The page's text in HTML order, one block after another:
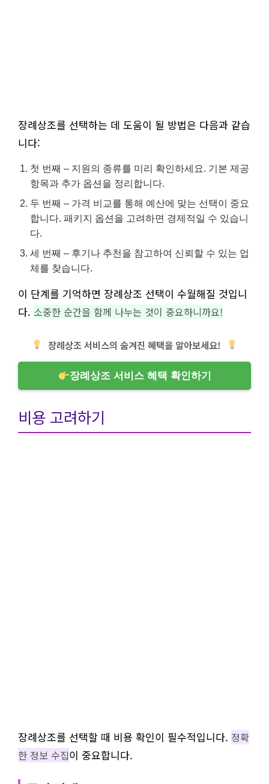
장례상조를 선택하는 데 도움이 될 방법은 다음과 같습
니다:
첫 번째 – 지원의 종류를 미리 확인하세요. 기본 제공
항목과 추가 옵션을 정리합니다.
두 번째 – 가격 비교를 통해 예산에 맞는 선택이 중요
합니다. 패키지 옵션을 고려하면 경제적일 수 있습니
다.
세 번째 – 후기나 추천을 참고하여 신뢰할 수 있는 업
체를 찾습니다.
이 단계를 기억하면 장례상조 선택이 수월해질 것입니
다. 소중한 순간을 함께 나누는 것이 중요하니까요!
장례상조 서비스의 숨겨진 혜택을 알아보세요!
장례상조 서비스 혜택 확인하기
비용 고려하기
장례상조를 선택할 때 비용 확인이 필수적입니다. 정확
한 정보 수집이 중요합니다.